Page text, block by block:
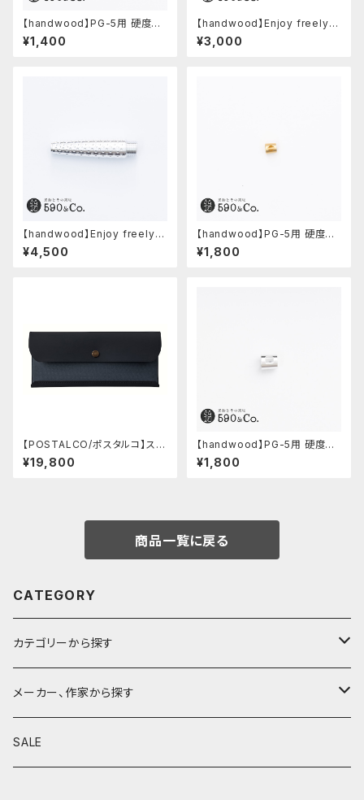
【handwood】PG-5用 硬度表
示窓 (アルミ/長方形)
¥1,400
【handwood】Enjoy freely
前軸 (ステンレス)
¥3,000
【handwood】Enjoy freely
前軸・ディンプル(ジュラルミン)
¥4,500
【handwood】PG-5用 硬度表
示窓 (真鍮/菱形窓)
¥1,800
【POSTALCO/ポスタルコ】スナ
ップペンケース (Navy Blue)
¥19,800
【handwood】PG-5用 硬度表
示窓 (超超ジュラルミン/正方形)
¥1,800
商品一覧に戻る
CATEGORY
カテゴリーから探す
鉛筆
鉛筆補助軸
メーカー、作家から探す
590&Co.
SALE